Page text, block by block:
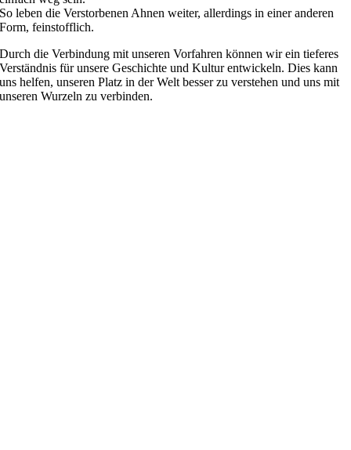
So leben die Verstorbenen Ahnen weiter, allerdings in einer anderen
Form, feinstofflich.
Durch die Verbindung mit unseren Vorfahren können wir ein tieferes
Verständnis für unsere Geschichte und Kultur entwickeln. Dies kann
uns helfen, unseren Platz in der Welt besser zu verstehen und uns mit
unseren Wurzeln zu verbinden.